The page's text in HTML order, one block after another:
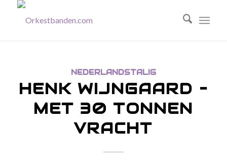
NEDERLANDSTALIG
HENK WIJNGAARD –
MET 30 TONNEN
VRACHT